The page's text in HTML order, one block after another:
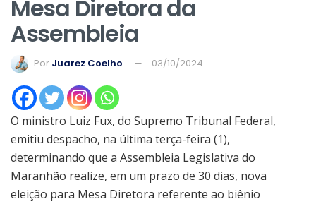
Mesa Diretora da
Assembleia
Por Juarez Coelho 03/10/2024
O ministro Luiz Fux, do Supremo Tribunal Federal,
emitiu despacho, na última terça-feira (1),
determinando que a Assembleia Legislativa do
Maranhão realize, em um prazo de 30 dias, nova
eleição para Mesa Diretora referente ao biênio